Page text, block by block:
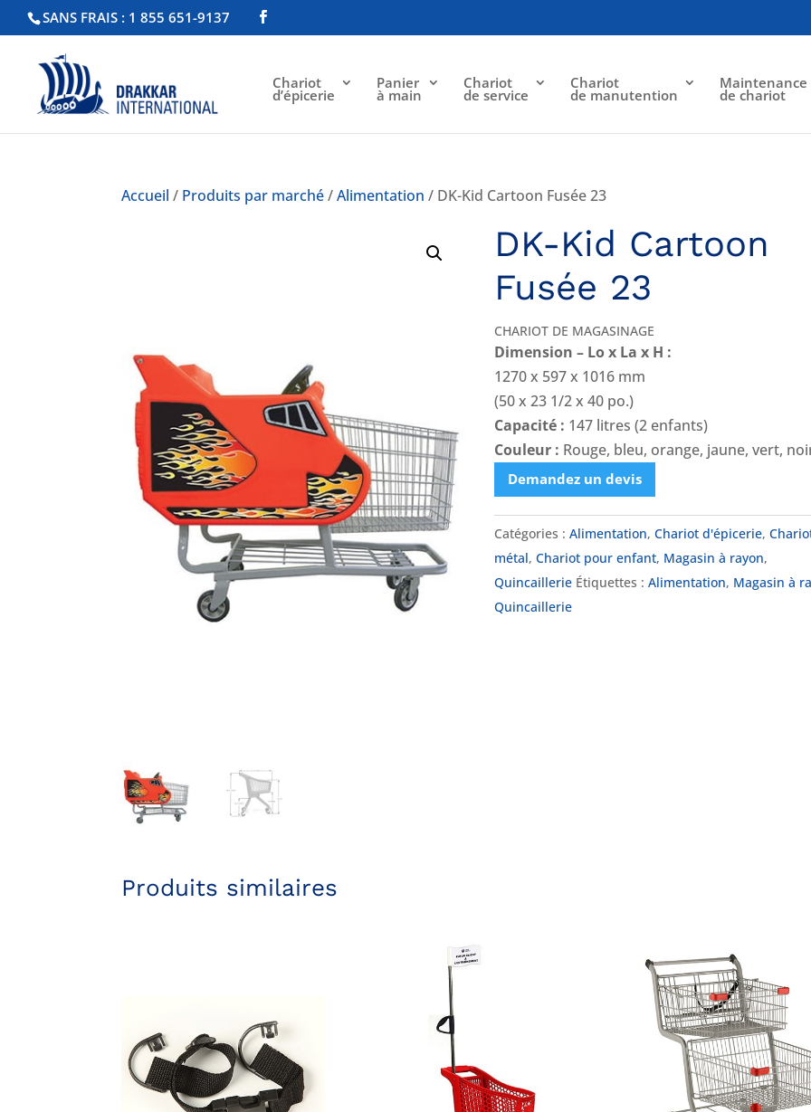
SANS FRAIS : 1 855 651-9137
Chariot
d’épicerie
Panier
à main
Chariot
de service
Chariot
de manutention
Maintenance
de chariot
Accueil / Produits par marché/Alimentation / DK-Kid Cartoon Fusée 23
DK-Kid Cartoon
Fusée 23
CHARIOT DE MAGASINAGE
Dimension – Lo x La x H :
1270 x 597 x 1016 mm
(50 x 23 1/2 x 40 po.)
Capacité : 147 litres (2 enfants)
Couleur : Rouge, bleu, orange, jaune, vert,
Demandez un devis
Catégories :Alimentation,Chariot d'épicerie,
métal,Chariot pour enfant, Magasin à rayon,
Quincaillerie Étiquettes :Alimentation, Magasin à
Quincaillerie
Produits similaires